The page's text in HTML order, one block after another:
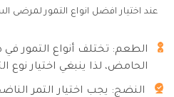
عند اختيار افضل انواع التمور لمرضى
الطعم: تختلف أنواع التمور
الحامض، لذا ينبغي اختيار نوع
النضج: يجب اختيار التمر